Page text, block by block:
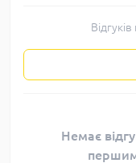
Немає